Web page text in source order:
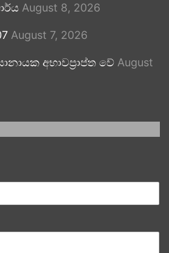
August 8, 2026
August 7, 2026
අභාවප්‍රාප්ත වේ August